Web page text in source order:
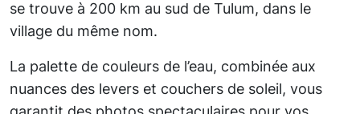
se trouve à 200 km au sud de Tulum, dans le
village du même nom.
La palette de couleurs de l’eau, combinée aux
nuances des levers et couchers de soleil, vous